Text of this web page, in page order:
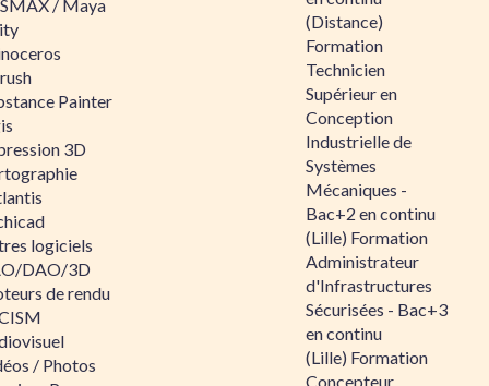
/ Maya
Painter
3D
logiciels
DAO/3D
de rendu
/ Photos
(Distance)
Formation
Technicien
Supérieur en
Conception
Industrielle de
Systèmes
Mécaniques -
Bac+2 en continu
(Lille) Formation
Administrateur
d'Infrastructures
Sécurisées - Bac+3
en continu
(Lille) Formation
Concepteur